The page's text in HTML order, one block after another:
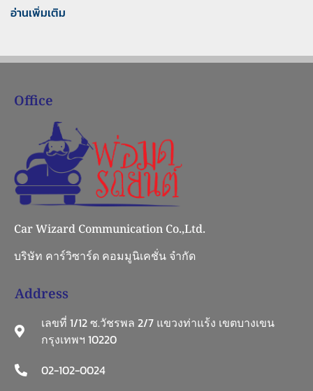
อ่านเพิ่มเติม
Office
Car Wizard Communication Co.,Ltd.
บริษัท คาร์วิซาร์ด คอมมูนิเคชั่น จำกัด
Address
เลขที่ 1/12 ซ.วัชรพล 2/7 แขวงท่าแร้ง เขตบางเขน
กรุงเทพฯ 10220
02-102-0024